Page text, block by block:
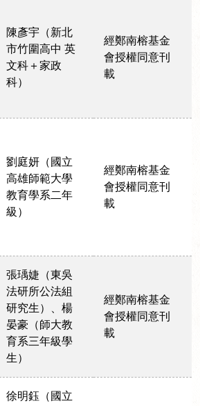
陳彥宇（新北
市竹圍高中 英
文科＋家政
科）
經鄭南榕基金
會授權同意刊
載
劉庭妍（國立
高雄師範大學
教育學系二年
級）
經鄭南榕基金
會授權同意刊
載
張瑀婕（東吳
法研所公法組
研究生）、楊
晏豪（師大教
育系三年級學
生）
經鄭南榕基金
會授權同意刊
載
徐明鈺（國立